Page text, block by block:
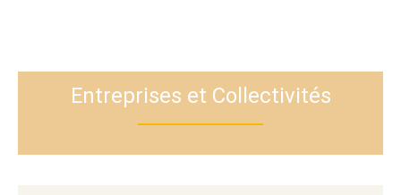
Entreprises et Collectivités